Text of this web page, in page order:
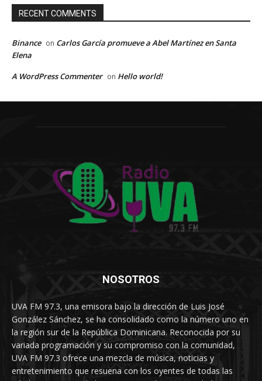
RECENT COMMENTS
Binance on Carlos García promueve a Abel Martínez en Santa
Elena
A WordPress Commenter on Hello world!
NOSOTROS
UVA FM 97.3, una emisora bajo la dirección de Luis José
González Sánchez, se ha consolidado como la número uno en
la región sur de la República Dominicana. Reconocida por su
variada programación y su compromiso con la comunidad,
UVA FM 97.3 ofrece una mezcla de música, noticias y
entretenimiento que resuena con los oyentes de todas las